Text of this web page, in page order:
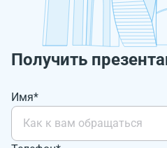
Получить
Имя*